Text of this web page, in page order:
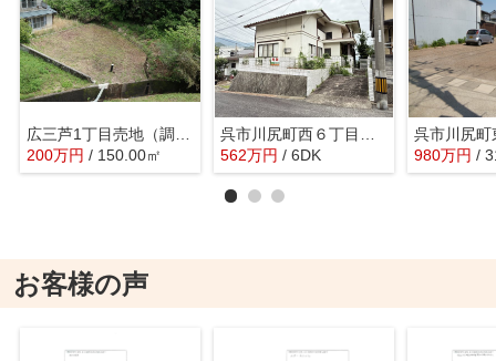
広三芦1丁目売地（調整区域）
200万円 / 150.00㎡
呉市川尻町西６丁目売家
562万円 / 6DK 980万円 /
お客様の声